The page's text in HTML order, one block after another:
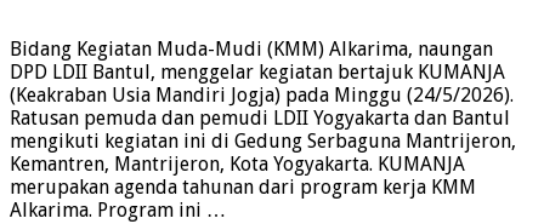
Bidang Kegiatan Muda-Mudi (KMM) Alkarima, naungan
DPD LDII Bantul, menggelar kegiatan bertajuk KUMANJA
(Keakraban Usia Mandiri Jogja) pada Minggu (24/5/2026).
Ratusan pemuda dan pemudi LDII Yogyakarta dan Bantul
mengikuti kegiatan ini di Gedung Serbaguna Mantrijeron,
Kemantren, Mantrijeron, Kota Yogyakarta. KUMANJA
merupakan agenda tahunan dari program kerja KMM
Alkarima. Program ini …